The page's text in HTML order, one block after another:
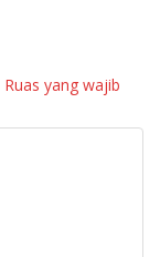
Ruas yang wajib